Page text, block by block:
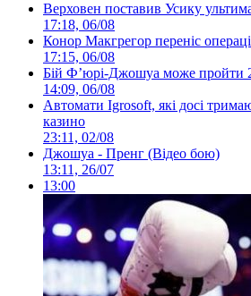
Верховен поставив Усику
17:18, 06/08
Конор Макгрегор переніс
17:15, 06/08
Бій Ф’юрі-Джошуа може пройти
14:09, 06/08
Автомати Igrosoft, які досі
казино
23:11, 02/08
Джошуа - Пренг (Відео бою)
13:11, 26/07
13:00